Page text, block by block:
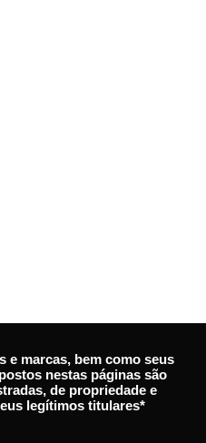
e marcas, bem como seus
nestas páginas são
de propriedade e
legítimos titulares*